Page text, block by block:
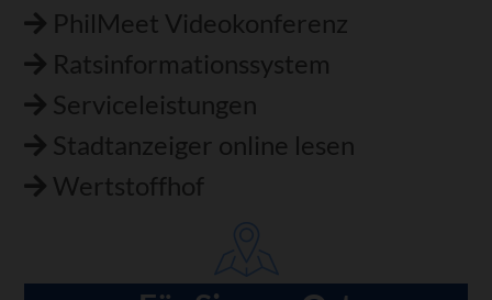
PhilMeet Videokonferenz
Ratsinformationssystem
Serviceleistungen
Stadtanzeiger online lesen
Wertstoffhof